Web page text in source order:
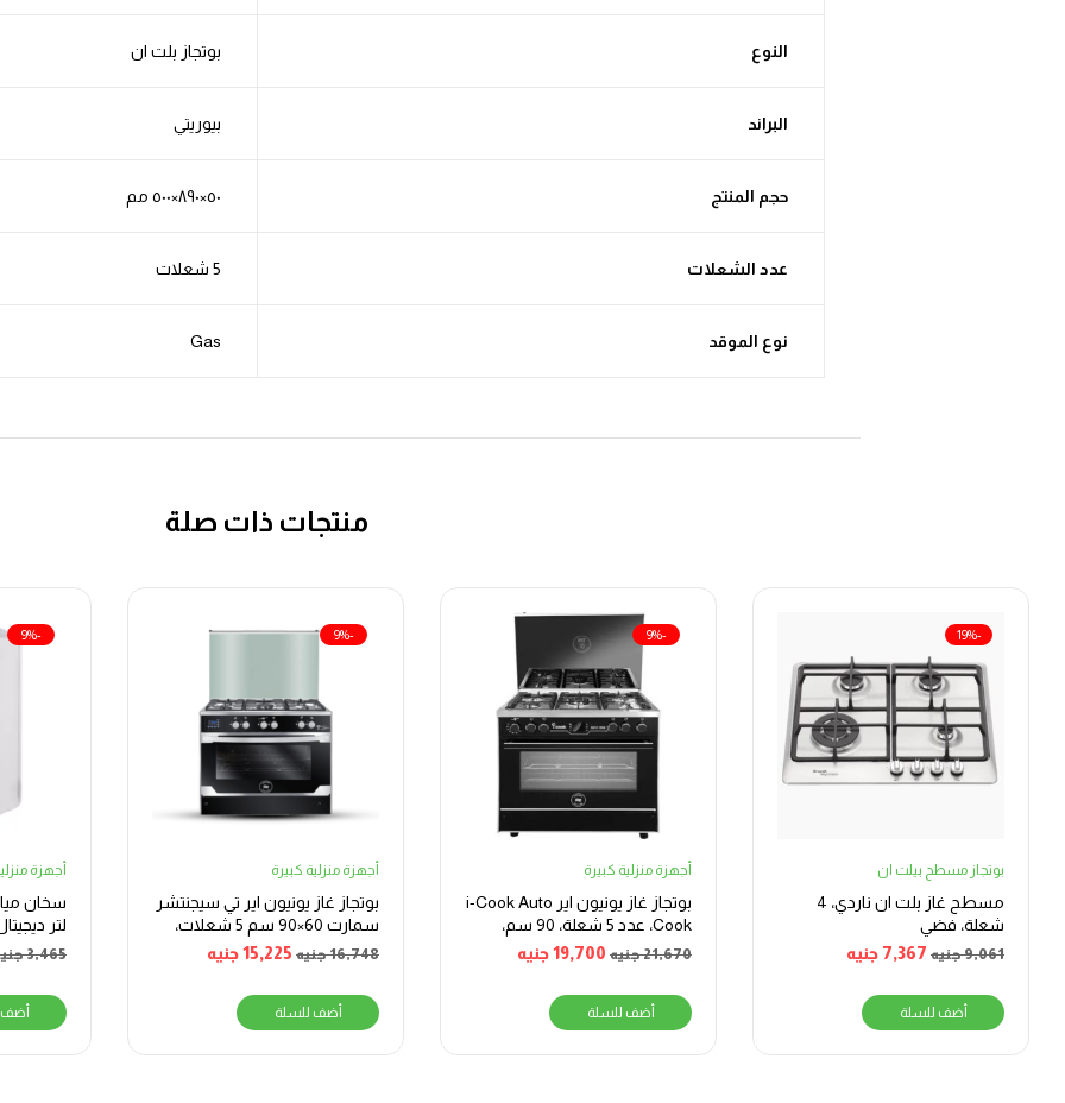
النوع بوتجاز بلت ان
البراند بيوريتي
حجم المنتج ٥٠×٨٩٠×٥٠٠ مم
عدد الشعلات 5 شعلات
نوع الموقد Gas
منتجات ذات صلة
-19%
بوتجاز مسطح بيلت ان
مسطح غاز بلت ان ناردي، 4
شعلة، فضي
9,061جنيه 7,367 جنيه
أضف للسلة
-9%
أجهزة منزلية كبيرة
بوتجاز غاز يونيون اير i-Cook Auto
Cook، عدد 5 شعلة، 90 سم،
ستانلس ستيل
21,670جنيه 19,700جنيه
أضف للسلة
-9%
أجهزة منزلية كبيرة
بوتجاز غاز يونيون اير تي سيجنتشر
سمارت 60×90 سم 5 شعلات،
أسود
16,748جنيه 15,225جنيه
أضف للسلة
-9%
أجهزة
لتر
3,465